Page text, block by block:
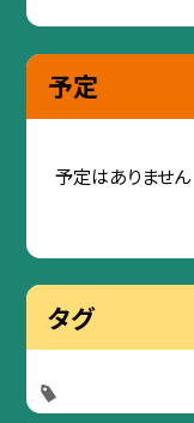
予定
予定はありません
タグ